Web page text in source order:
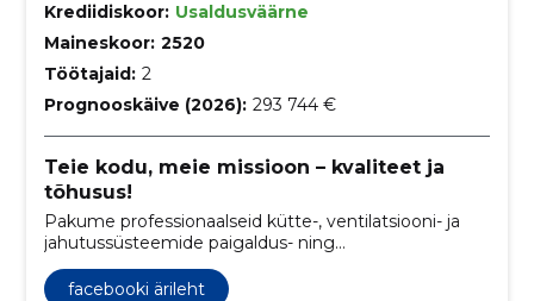
Krediidiskoor: Usaldusväärne
Maineskoor: 2520
Töötajaid: 2
Prognooskäive (2026): 293 744 €
Teie kodu, meie missioon – kvaliteet ja
tõhusus!
Pakume professionaalseid kütte-, ventilatsiooni- ja
jahutussüsteemide paigaldus- ning
hooldusteenuseid, keskendudes energiatõhususele ja
jätkusuutlikkusele.
facebooki ärileht